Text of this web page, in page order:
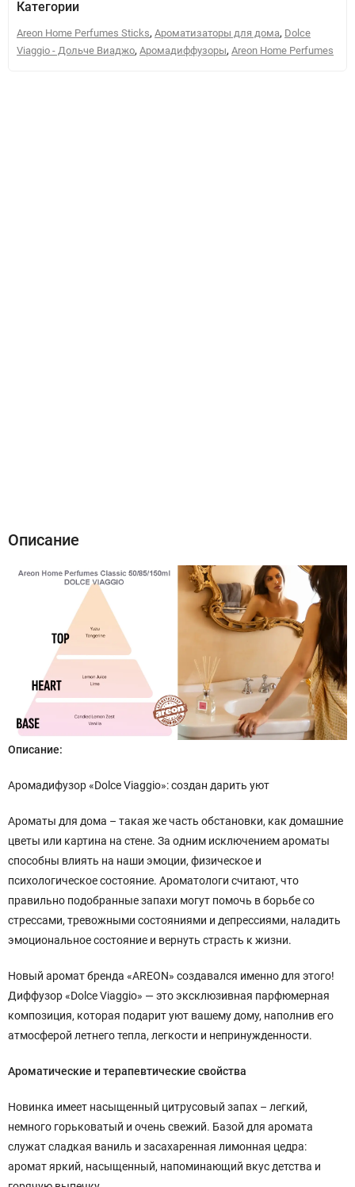
Категории
Areon Home Perfumes Sticks, Ароматизаторы для дома, Dolce
Viaggio - Дольче Виаджо, Аромадиффузоры, Areon Home Perfumes
Описание
Описание:
Аромадифузор «Dolce Viaggio»: создан дарить уют
Ароматы для дома – такая же часть обстановки, как домашние
цветы или картина на стене. За одним исключением ароматы
способны влиять на наши эмоции, физическое и
психологическое состояние. Ароматологи считают, что
правильно подобранные запахи могут помочь в борьбе со
стрессами, тревожными состояниями и депрессиями, наладить
эмоциональное состояние и вернуть страсть к жизни.
Новый аромат бренда «AREON» создавался именно для этого!
Диффузор «Dolce Viaggio» — это эксклюзивная парфюмерная
композиция, которая подарит уют вашему дому, наполнив его
атмосферой летнего тепла, легкости и непринужденности.
Ароматические и терапевтические свойства
Новинка имеет насыщенный цитрусовый запах – легкий,
немного горьковатый и очень свежий. Базой для аромата
служат сладкая ваниль и засахаренная лимонная цедра:
аромат яркий, насыщенный, напоминающий вкус детства и